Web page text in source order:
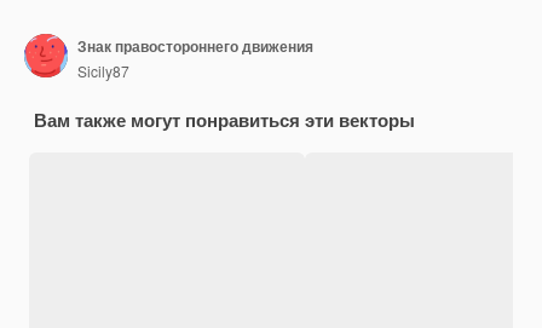
Знак правостороннего движения
Sicily87
Вам также могут понравиться эти векторы